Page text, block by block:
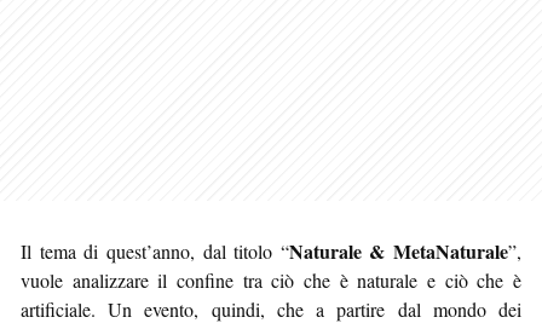
Il tema di quest’anno, dal titolo “Naturale & MetaNaturale”,
vuole analizzare il confine tra ciò che è naturale e ciò che è
artificiale. Un evento, quindi, che a partire dal mondo dei